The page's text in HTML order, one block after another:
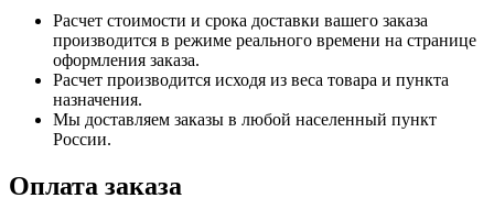
Расчет стоимости и срока доставки вашего заказа
производится в режиме реального времени на странице
оформления заказа.
Расчет производится исходя из веса товара и пункта
назначения.
Мы доставляем заказы в любой населенный пункт
России.
Оплата заказа